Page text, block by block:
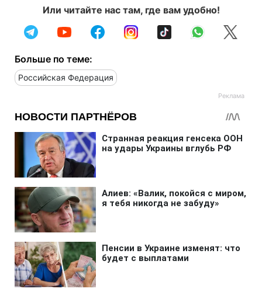
Или читайте нас там, где вам удобно!
Больше по теме:
Российская Федерация